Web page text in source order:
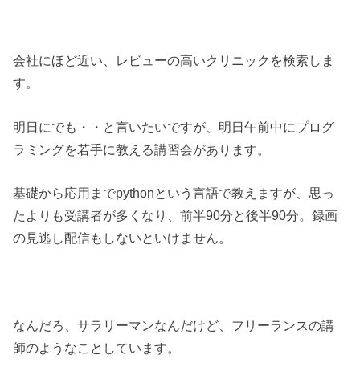
会社にほど近い、レビューの高いクリニックを検索しま
す。
明日にでも・・と言いたいですが、明日午前中にプログ
ラミングを若手に教える講習会があります。
基礎から応用までpythonという言語で教えますが、思っ
たよりも受講者が多くなり、前半90分と後半90分。録画
の見逃し配信もしないといけません。
なんだろ、サラリーマンなんだけど、フリーランスの講
師のようなことしています。